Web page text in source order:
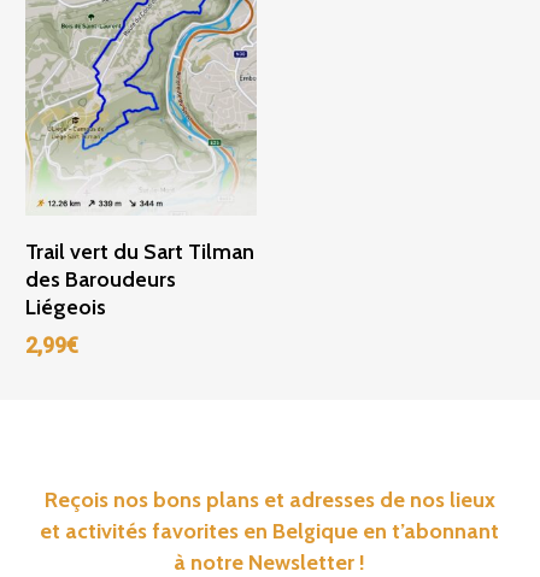
Ajouter Au Panier
Trail vert du Sart Tilman
des Baroudeurs
Liégeois
2,99€
Reçois nos bons plans et adresses de nos lieux
et activités favorites en Belgique en t’abonnant
à notre Newsletter !